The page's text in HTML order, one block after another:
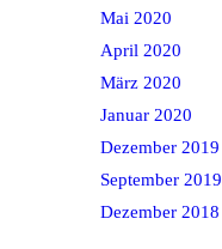
Mai 2020
April 2020
März 2020
Januar 2020
Dezember 2019
September 2019
Dezember 2018